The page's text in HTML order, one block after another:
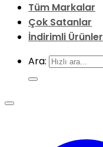
Tüm Markalar
Çok Satanlar
İndirimli Ürünler
Ara: